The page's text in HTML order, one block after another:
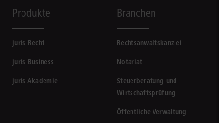
Produkte
juris Recht
juris Business
juris Akademie
Branchen
Rechtsanwaltskanzlei
Notariat
Steuerberatung und
Wirtschaftsprüfung
Öffentliche Verwaltung